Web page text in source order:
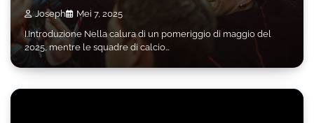
Joseph
Mei 7, 2025
I.Introduzione Nella calura di un pomeriggio di maggio del
2025, mentre le squadre di calcio…